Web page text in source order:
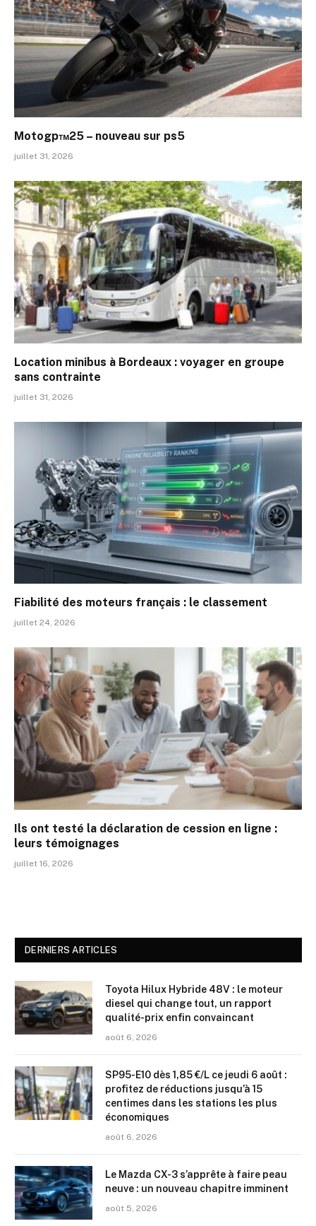
Motogp™25 – nouveau sur ps5
juillet 31, 2026
Location minibus à Bordeaux : voyager en groupe
sans contrainte
juillet 31, 2026
Fiabilité des moteurs français : le classement
juillet 24, 2026
Ils ont testé la déclaration de cession en ligne :
leurs témoignages
juillet 16, 2026
DERNIERS ARTICLES
Toyota Hilux Hybride 48V : le moteur
diesel qui change tout, un rapport
qualité-prix enfin convaincant
août 6, 2026
SP95-E10 dès 1,85 €/L ce jeudi 6 août :
profitez de réductions jusqu’à 15
centimes dans les stations les plus
économiques
août 6, 2026
Le Mazda CX-3 s’apprête à faire peau
neuve : un nouveau chapitre imminent
août 5, 2026